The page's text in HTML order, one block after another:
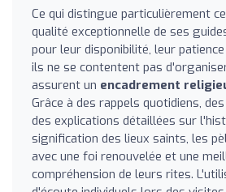
Ce qui distingue particulièrement
qualité exceptionnelle de ses
pour leur disponibilité, leur
ils ne se contentent pas
assurent un encadrement
Grâce à des rappels quotidiens,
des explications détaillées sur
signification des lieux saints, les
avec une foi renouvelée et une
compréhension de leurs rites.